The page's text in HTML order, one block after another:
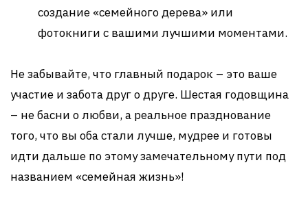
создание «семейного дерева» или
фотокниги с вашими лучшими моментами.
Не забывайте, что главный подарок – это ваше
участие и забота друг о друге. Шестая годовщина
– не басни о любви, а реальное празднование
того, что вы оба стали лучше, мудрее и готовы
идти дальше по этому замечательному пути под
названием «семейная жизнь»!